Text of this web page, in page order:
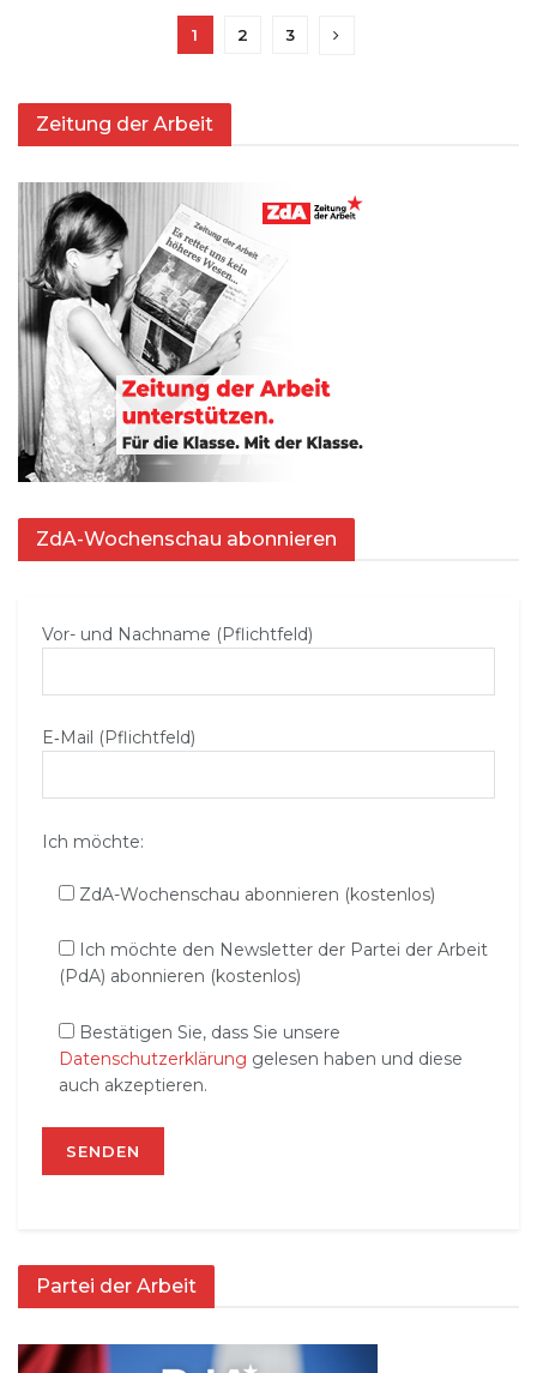
1 2 3
Zeitung der Arbeit
ZdA-Wochenschau abonnieren
Vor- und Nachname (Pflichtfeld)
E‑Mail (Pflichtfeld)
Ich möchte:
ZdA-Wochenschau abonnieren (kostenlos)
Ich möchte den Newsletter der Partei der Arbeit
(PdA) abonnieren (kostenlos)
Bestätigen Sie, dass Sie unsere
Datenschutzerklärung gelesen haben und diese
auch akzeptieren.
Partei der Arbeit